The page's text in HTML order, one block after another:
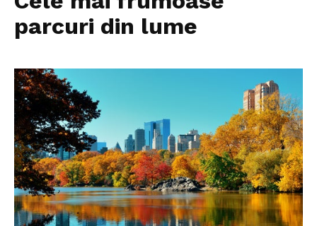
parcuri din lume